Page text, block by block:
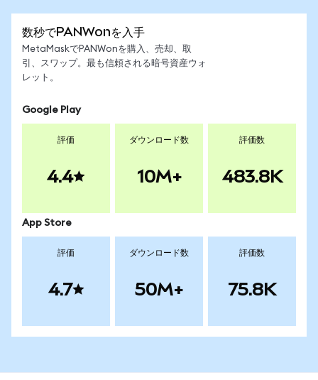
数秒でPANWonを入手
MetaMaskでPANWonを購入、売却、取
引、スワップ。最も信頼される暗号資産ウォ
レット。
Google Play
評価
4.4
ダウンロード数
10M+
評価数
483.8K
App Store
評価
4.7
ダウンロード数
50M+
評価数
75.8K